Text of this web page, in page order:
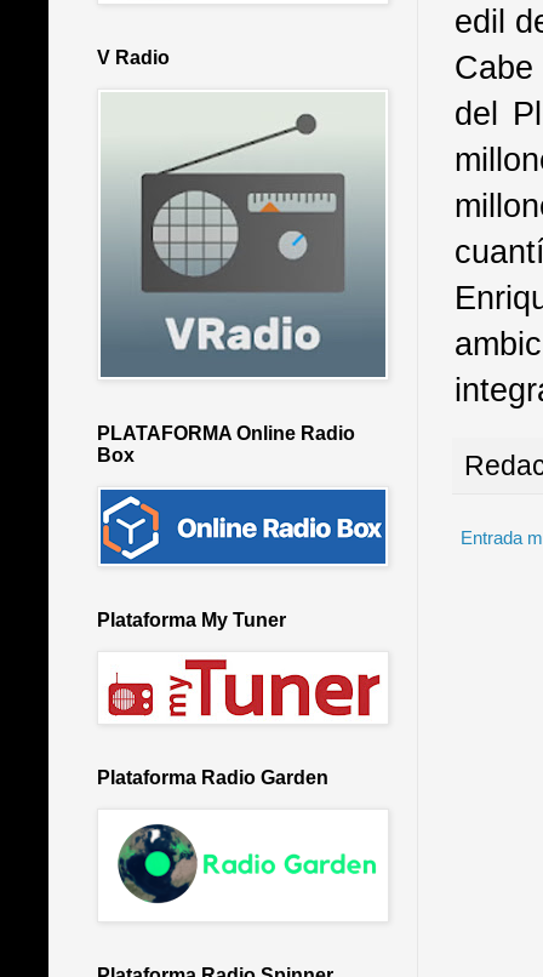
edil
del
Entrada
V Radio
PLATAFORMA Online Radio
Box
Plataforma My Tuner
Plataforma Radio Garden